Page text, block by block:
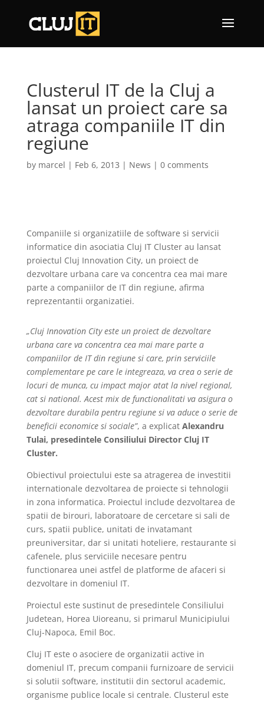
Clusterul IT de la Cluj a
lansat un proiect care sa
atraga companiile IT din
regiune
by marcel | Feb 6, 2013 | News | 0 comments
Companiile si organizatiile de software si servicii
informatice din asociatia Cluj IT Cluster au lansat
proiectul Cluj Innovation City, un proiect de
dezvoltare urbana care va concentra cea mai mare
parte a companiilor de IT din regiune, afirma
reprezentantii organizatiei.
„Cluj Innovation City este un proiect de dezvoltare
urbana care va concentra cea mai mare parte a
companiilor de IT din regiune si care, prin serviciile
complementare pe care le integreaza, va crea o serie de
locuri de munca, cu impact major atat la nivel regional,
cat si national. Acest mix de functionalitati va asigura o
dezvoltare durabila pentru regiune si va aduce o serie de
beneficii economice si sociale”, a explicat Alexandru
Tulai, presedintele Consiliului Director Cluj IT
Cluster.
Obiectivul proiectului este sa atragerea de investitii
internationale dezvoltarea de proiecte si tehnologii
in zona informatica. Proiectul include dezvoltarea de
spatii de birouri, laboratoare de cercetare si sali de
curs, spatii publice, unitati de invatamant
preuniversitar, dar si unitati hoteliere, restaurante si
cafenele, plus serviciile necesare pentru
functionarea unei astfel de platforme de afaceri si
dezvoltare in domeniul IT.
Proiectul este sustinut de presedintele Consiliului
Judetean, Horea Uioreanu, si primarul Municipiului
Cluj-Napoca, Emil Boc.
Cluj IT este o asociere de organizatii active in
domeniul IT, precum companii furnizoare de servicii
si solutii software, institutii din sectorul academic,
organisme publice locale si centrale. Clusterul este